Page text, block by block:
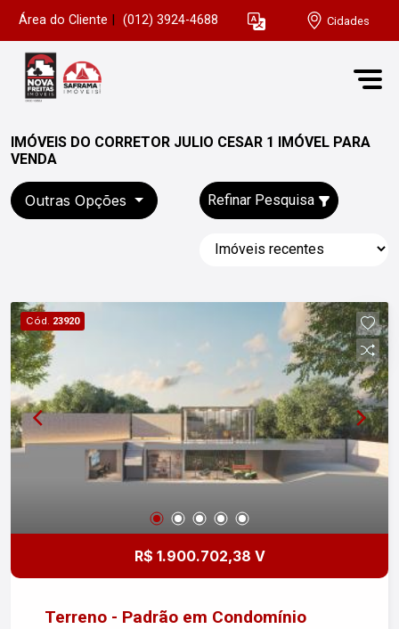
Área do Cliente (012) 3924-4688 Cidades
IMÓVEIS DO CORRETOR JULIO CESAR 1 IMÓVEL PARA
VENDA
Outras Opções Refinar Pesquisa
Cód. 23920
R$ 1.900.702,38 V
Terreno - Padrão em Condomínio